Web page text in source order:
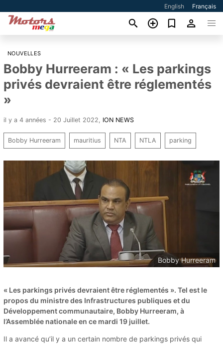
English Français
NOUVELLES
Bobby Hurreeram : « Les parkings
privés devraient être réglementés
»
il y a 4 années - 20 Juillet 2022 ION NEWS
Bobby Hurreeram mauritius NTA NTLA parking
Bobby Hurreeram
« Les parkings privés devraient être réglementés ». Tel est le
propos du ministre des Infrastructures publiques et du
Développement communautaire, Bobby Hurreeram, à
l’Assemblée nationale en ce mardi 19 juillet.
Il a avancé qu’il y a un certain nombre de parkings privés qui